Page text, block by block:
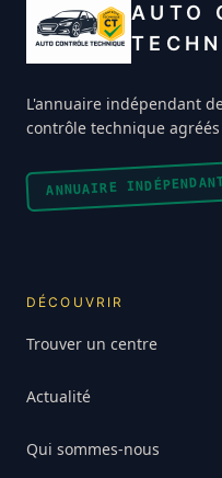
AUTO
L'annuaire indépendant
contrôle technique agréés
ANNUAIRE INDÉPENDANT
DÉCOUVRIR
Trouver un centre
Actualité
Qui sommes-nous